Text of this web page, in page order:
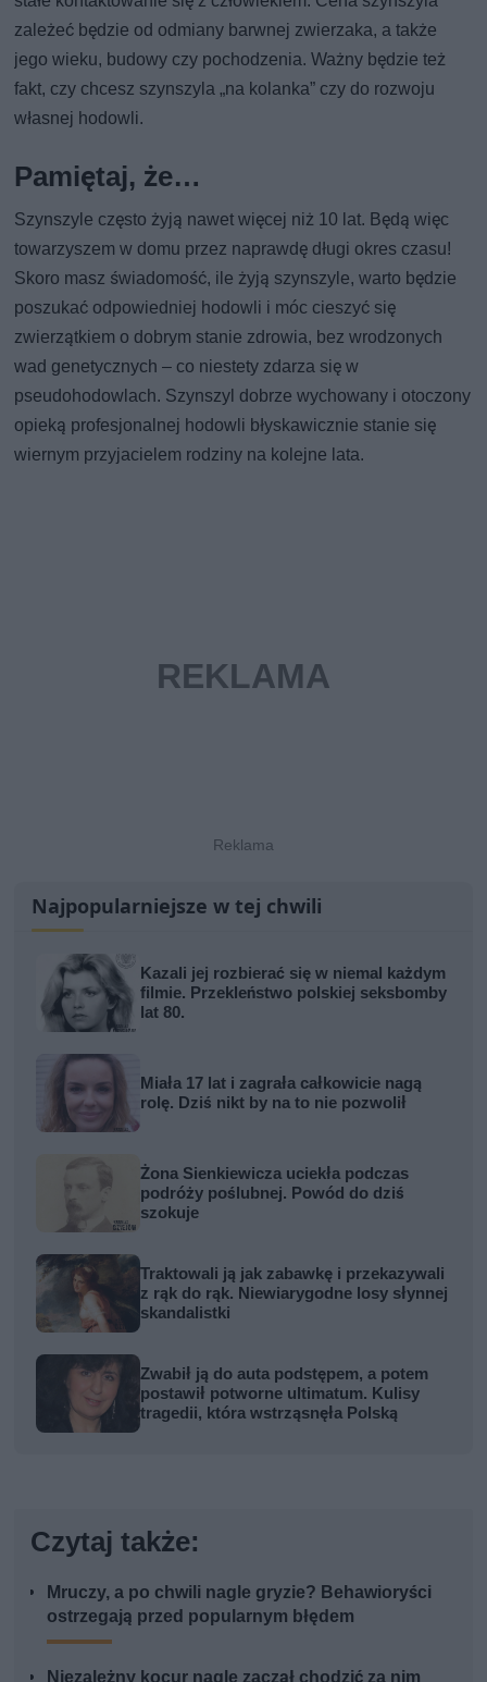
zależeć będzie od odmiany barwnej zwierzaka, a także
jego wieku, budowy czy pochodzenia. Ważny będzie też
fakt, czy chcesz szynszyla „na kolanka” czy do rozwoju
własnej hodowli.
Pamiętaj, że…
Szynszyle często żyją nawet więcej niż 10 lat. Będą więc
towarzyszem w domu przez naprawdę długi okres czasu!
Skoro masz świadomość, ile żyją szynszyle, warto będzie
poszukać odpowiedniej hodowli i móc cieszyć się
zwierzątkiem o dobrym stanie zdrowia, bez wrodzonych
wad genetycznych – co niestety zdarza się w
pseudohodowlach. Szynszyl dobrze wychowany i otoczony
opieką profesjonalnej hodowli błyskawicznie stanie się
wiernym przyjacielem rodziny na kolejne lata.
Najpopularniejsze w tej chwili
Kazali jej rozbierać się w niemal każdym
filmie. Przekleństwo polskiej seksbomby
lat 80.
Miała 17 lat i zagrała całkowicie nagą
rolę. Dziś nikt by na to nie pozwolił
Żona Sienkiewicza uciekła podczas
podróży poślubnej. Powód do dziś
szokuje
Traktowali ją jak zabawkę i przekazywali
z rąk do rąk. Niewiarygodne losy słynnej
skandalistki
Zwabił ją do auta podstępem, a potem
postawił potworne ultimatum. Kulisy
tragedii, która wstrząsnęła Polską
Czytaj także:
Mruczy, a po chwili nagle gryzie? Behawioryści
ostrzegają przed popularnym błędem
Niezależny kocur nagle zaczął chodzić za nim